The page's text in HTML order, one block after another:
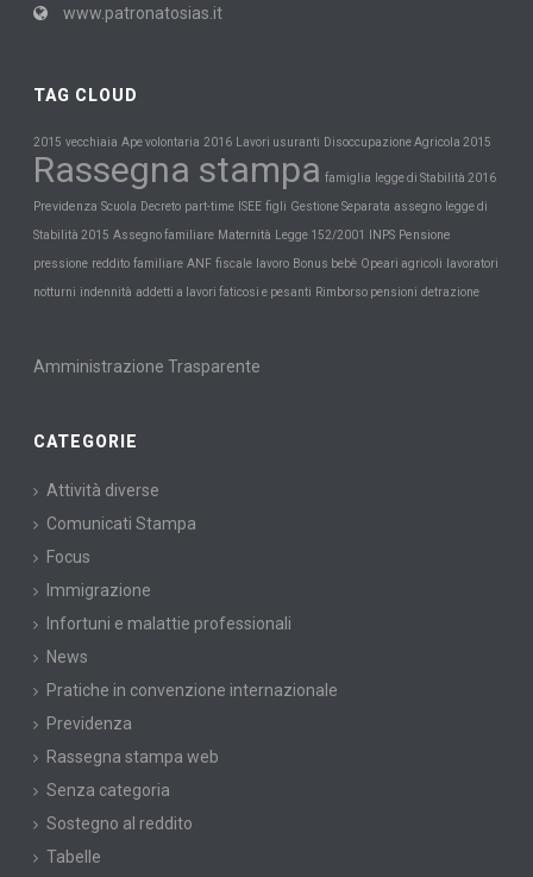
www.patronatosias.it
TAG CLOUD
2015 vecchiaia Ape volontaria 2016 Lavori usuranti Disoccupazione Agricola 2015
Rassegna stampa famiglia legge di Stabilità 2016
Previdenza Scuola Decreto part-time ISEE figli Gestione Separata assegno legge di
Stabilità 2015 Assegno familiare Maternità Legge 152/2001 INPS Pensione
pressione reddito familiare ANF fiscale lavoro Bonus bebè Opeari agricoli lavoratori
notturni indennità addetti a lavori faticosi e pesanti Rimborso pensioni detrazione
Amministrazione Trasparente
CATEGORIE
Attività diverse
Comunicati Stampa
Focus
Immigrazione
Infortuni e malattie professionali
News
Pratiche in convenzione internazionale
Previdenza
Rassegna stampa web
Senza categoria
Sostegno al reddito
Tabelle